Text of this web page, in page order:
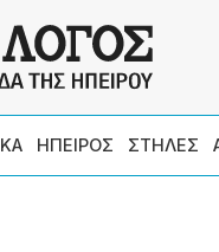
ΗΠΕΙΡΟΣ ΣΤΗΛΕΣ